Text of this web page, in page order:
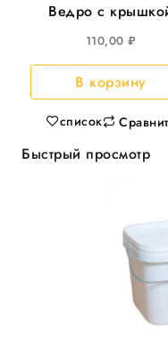
Ведро с
5,8л прямоуг
293*198мм, с
металл.ручкой
уп
110,00₽
В корзину
список
Быстрый просмотр